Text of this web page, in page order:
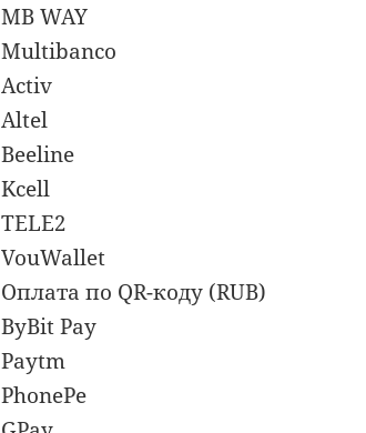
MB WAY
Multibanco
Activ
Altel
Beeline
Kcell
TELE2
VouWallet
Оплата по QR-коду (RUB)
ByBit Pay
Paytm
PhonePe